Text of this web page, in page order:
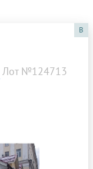
B
Лот №124713